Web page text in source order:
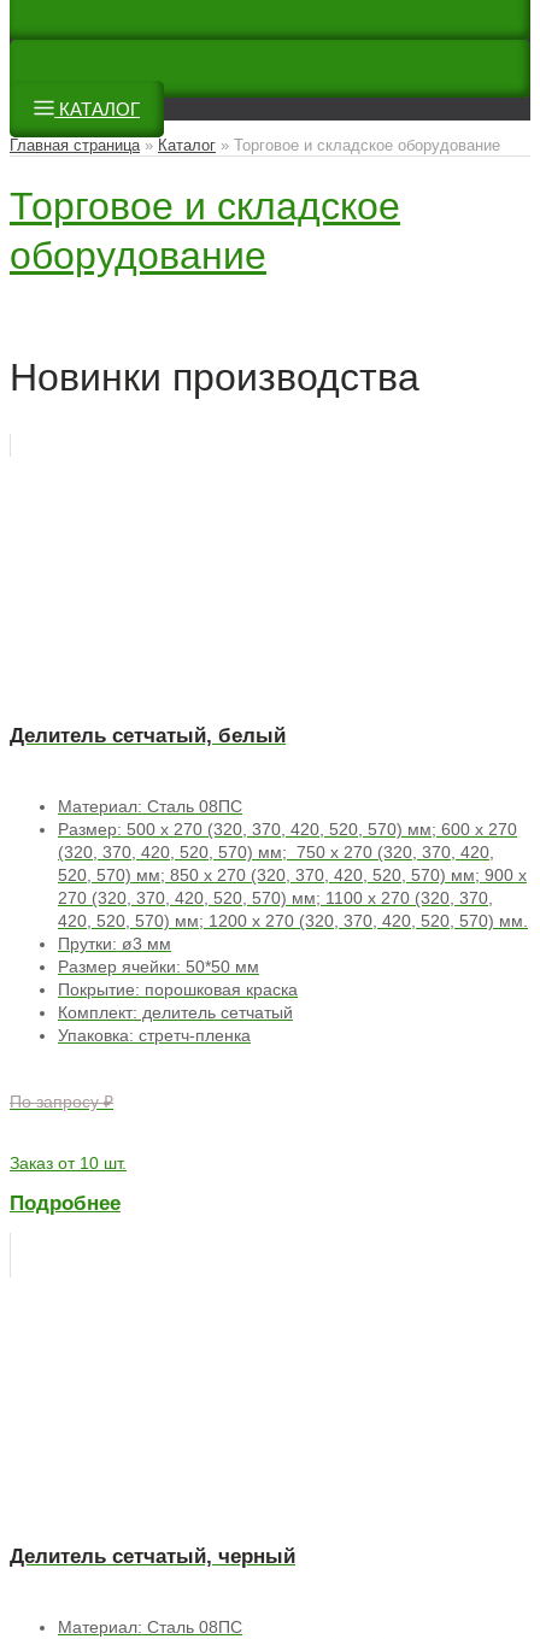
КАТАЛОГ
Главная страница» Каталог » Торговое и складское оборудование
Торговое и складское
оборудование
Новинки производства
Делитель сетчатый, белый
Материал: Сталь 08ПС
Размер: 500 х 270 (320, 370, 420, 520, 570) мм; 600 х 270
(320, 370, 420, 520, 570) мм; 750 х 270 (320, 370, 420,
520, 570) мм; 850 х 270 (320, 370, 420, 520, 570) мм; 900 х
270 (320, 370, 420, 520, 570) мм; 1100 х 270 (320, 370,
420, 520, 570) мм; 1200 х 270 (320, 370, 420, 520, 570) мм.
Прутки: ø3 мм
Размер ячейки: 50*50 мм
Покрытие: порошковая краска
Комплект: делитель сетчатый
Упаковка: стретч-пленка
По запросу ₽
Заказ от 10 шт.
Подробнее
Делитель сетчатый, черный
Материал: Сталь 08ПС